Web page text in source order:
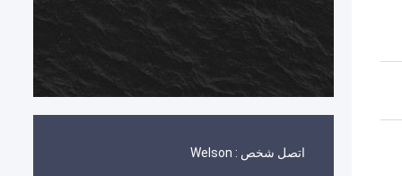
اتصل شخص : Welson